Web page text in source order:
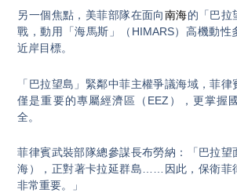
另一個焦點，美菲部隊在面向南海的「巴拉
戰，動用「海馬斯」（HIMARS）高機動性
近岸目標。
「巴拉望島」緊鄰中菲主權爭議海域，菲
僅是重要的專屬經濟區（EEZ），更掌握
全。
菲律賓武裝部隊總參謀長布勞納：「巴拉望
海），正對著卡拉延群島……因此，保衛菲
非常重要。」